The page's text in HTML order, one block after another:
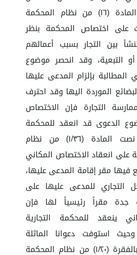
الفقرة (٢) من المادة (١٦) من نظام المحكمة
على اختصاص المحكمة بنظر
بين التجار بسبب أعمالهم
أو التبعية، وقد انحصر موضوع
بإلزام المدعى عليها
الموردة اليها وقد احترف
التجارة فإن الاختصاص
الدعوى قد انعقد للمحكمة
التجارية، وحيث نصت المادة (١/٣٦) من نظام
على انعقاد الاختصاص المكاني
فيها مقر إقامة المدعى عليها،
للمدعى عليها على
جدة مقراً رئيسياً لها فإن
ينعقد للمحكمة التجارية
استوفت دعوانا الماثلة
الشروط المبينة بالفقرة (١/٢٠) من نظام المحكمة